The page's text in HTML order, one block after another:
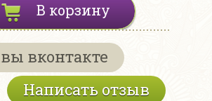
В корзину
вконтакте
Написать отзыв